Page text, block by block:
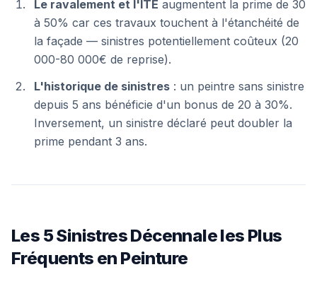
Le ravalement et l'ITE augmentent la prime de 30
à 50% car ces travaux touchent à l'étanchéité de
la façade — sinistres potentiellement coûteux (20
000-80 000€ de reprise).
L'historique de sinistres : un peintre sans sinistre
depuis 5 ans bénéficie d'un bonus de 20 à 30%.
Inversement, un sinistre déclaré peut doubler la
prime pendant 3 ans.
Les 5 Sinistres Décennale les Plus
Fréquents en Peinture